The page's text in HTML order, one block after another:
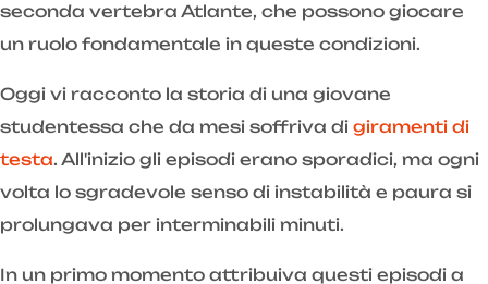
seconda vertebra Atlante, che possono giocare
un ruolo fondamentale in queste condizioni.
Oggi vi racconto la storia di una giovane
studentessa che da mesi soffriva di giramenti di
testa. All'inizio gli episodi erano sporadici, ma ogni
volta lo sgradevole senso di instabilità e paura si
prolungava per interminabili minuti.
In un primo momento attribuiva questi episodi a